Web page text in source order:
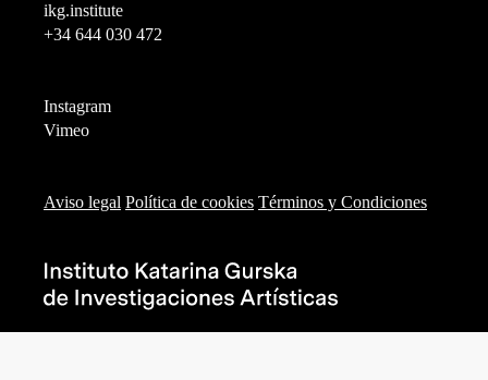
ikg.institute
+34 644 030 472
Instagram
Vimeo
Aviso legal Política de cookies Términos y Condiciones